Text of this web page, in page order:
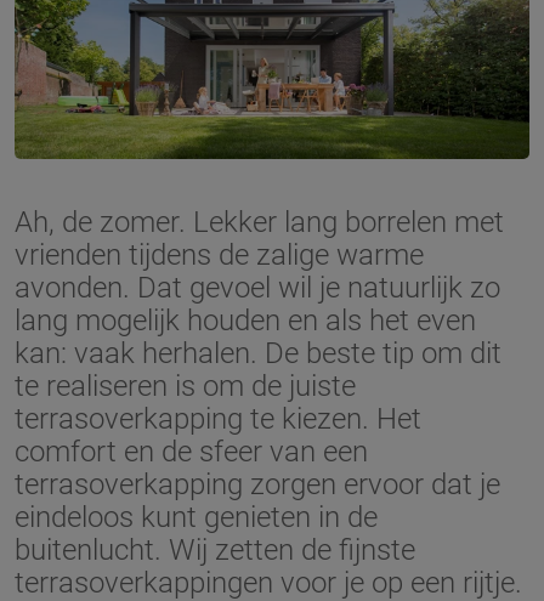
Ah, de zomer. Lekker lang borrelen met
vrienden tijdens de zalige warme
avonden. Dat gevoel wil je natuurlijk zo
lang mogelijk houden en als het even
kan: vaak herhalen. De beste tip om dit
te realiseren is om de juiste
terrasoverkapping te kiezen. Het
comfort en de sfeer van een
terrasoverkapping zorgen ervoor dat je
eindeloos kunt genieten in de
buitenlucht. Wij zetten de fijnste
terrasoverkappingen voor je op een rijtje.